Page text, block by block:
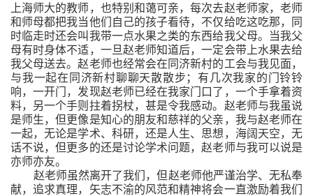
上海师大的教师，也特别和蔼可亲，每次去赵老师家，老师
和师母都把我当他们自己的孩子看待，不仅给吃这吃那，同
时临走时还会叫我带一点水果之类的东西给我父母。当我父
母有时身体不适，一旦赵老师知道后，一定会带上水果去给
我父母送去。赵老师也经常会在同济新村的工会与我见面，
与我一起在同济新村聊聊天散散步；有几次我家的门铃铃
响，一开门，发现赵老师已经在我家门口了，一个手拿着资
料，另一个手则拄着拐杖，甚是令我感动。赵老师与我虽说
是师生，但更像是知心的朋友和慈祥的父亲，我与赵老师在
一起，无论是学术、科研，还是人生、思想，海阔天空，无
话不说，但更多的还是讨论学术问题，赵老师与我可以说是
亦师亦友。
赵老师虽然离开了我们，但赵老师他严谨治学、无私奉
献，追求真理，矢志不渝的风范和精神将会一直激励着我们